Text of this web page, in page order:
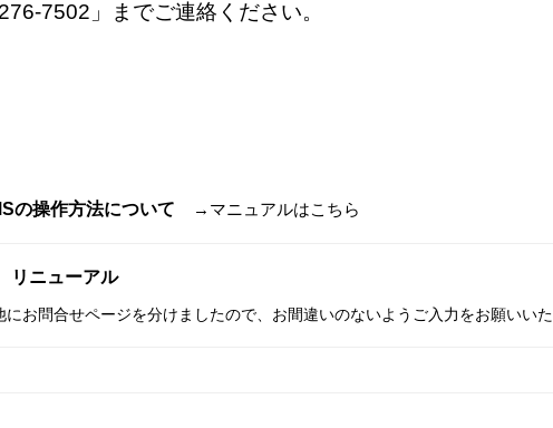
7502」までご連絡ください。
の操作方法について → マニュアルはこちら
リニューアル
お問合せページを分けましたので、お間違いのないようご入力をお願いいた